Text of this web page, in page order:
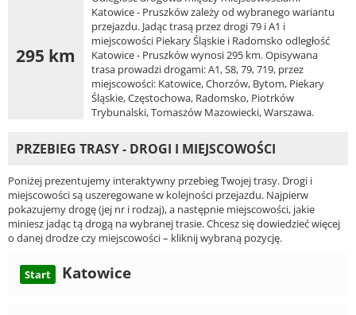
295 km
Katowice - Pruszków zależy od wybranego wariantu
przejazdu. Jadąc trasą przez drogi 79 i A1 i
miejscowości Piekary Śląskie i Radomsko odległość
Katowice - Pruszków wynosi 295 km. Opisywana
trasa prowadzi drogami: A1, S8, 79, 719, przez
miejscowości: Katowice, Chorzów, Bytom, Piekary
Śląskie, Częstochowa, Radomsko, Piotrków
Trybunalski, Tomaszów Mazowiecki, Warszawa.
PRZEBIEG TRASY - DROGI I MIEJSCOWOŚCI
Poniżej prezentujemy interaktywny przebieg Twojej trasy. Drogi i
miejscowości są uszeregowane w kolejności przejazdu. Najpierw
pokazujemy drogę (jej nr i rodzaj), a następnie miejscowości, jakie
miniesz jadąc tą drogą na wybranej trasie. Chcesz się dowiedzieć więcej
o danej drodze czy miejscowości – kliknij wybraną pozycję.
Start Katowice